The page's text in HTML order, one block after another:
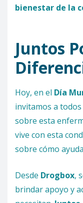
bienestar de la
Juntos
Hoy, en el Día
invitamos a
sobre esta
vive con esta
sobre cómo
Desde Drogbox,
brindar apoyo y